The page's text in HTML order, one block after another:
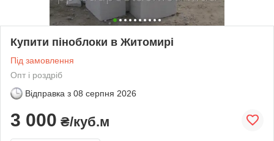
Купити піноблоки в Житомирі
Під замовлення
Опт і роздріб
Відправка з 08 серпня 2026
3 000 ₴/куб.м